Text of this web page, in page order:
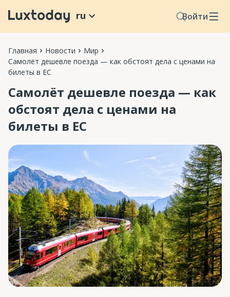
Войти
ru
Главная Новости
Мир
Самолёт дешевле поезда — как обстоят дела с ценами на
билеты в ЕС
Самолёт дешевле поезда — как
обстоят дела с ценами на
билеты в ЕС